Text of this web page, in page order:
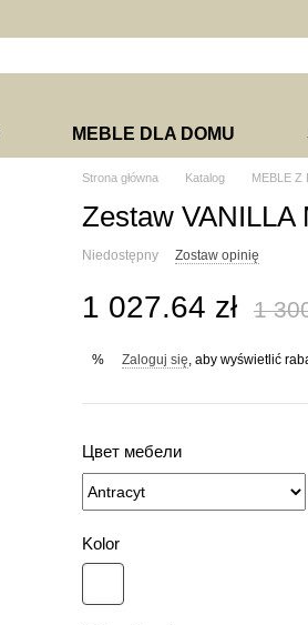
MEBLE DLA DOMU
Strona główna Katalog MEBLE Z
Zestaw VANILLA
Niedostępny Zostaw opinię
1 027.64 zł 1
% Zaloguj się , aby wyświetlić
Цвет мебели
Kolor